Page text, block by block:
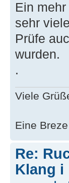
Ein
sehr
Prüfe
wurden.
.
Viele
Eine
Re:
Klang i